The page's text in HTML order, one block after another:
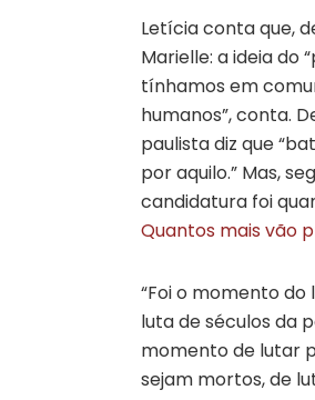
Letícia conta que,
Marielle: a ideia do
tínhamos em
humanos”, conta.
paulista diz que
por aquilo.” Mas,
candidatura foi
Quantos mais vão
“Foi o momento
luta de séculos da
momento de lutar
sejam mortos, de